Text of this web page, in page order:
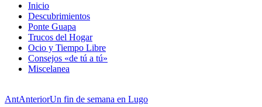
Inicio
Descubrimientos
Ponte Guapa
Trucos del Hogar
Ocio y Tiempo Libre
Consejos «de tú a tú»
Miscelanea
AntAnteriorUn fin de semana en Lugo